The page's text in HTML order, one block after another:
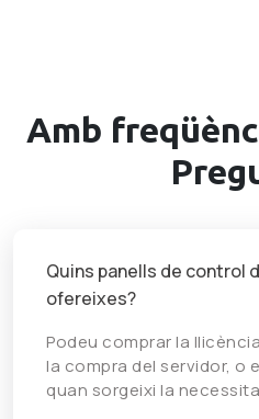
Amb
Quins panells de control
ofereixes?
Podeu comprar la
la compra del servidor, o
quan sorgeixi la